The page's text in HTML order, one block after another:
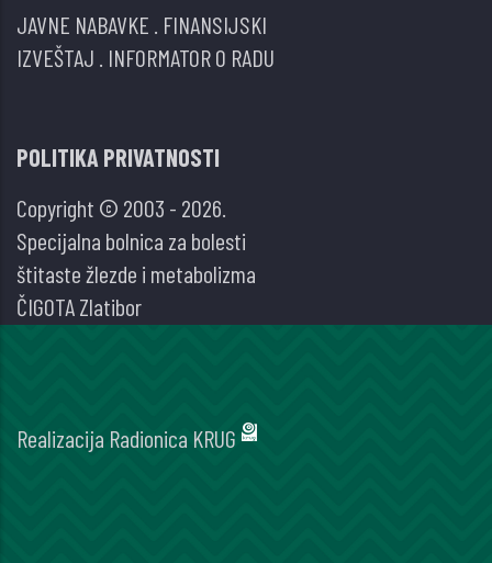
JAVNE NABAVKE FINANSIJSKI
IZVEŠTAJ INFORMATOR O RADU
POLITIKA PRIVATNOSTI
Copyright © 2003 - 2026.
Specijalna bolnica za bolesti
štitaste žlezde i metabolizma
ČIGOTA Zlatibor
Realizacija Radionica KRUG